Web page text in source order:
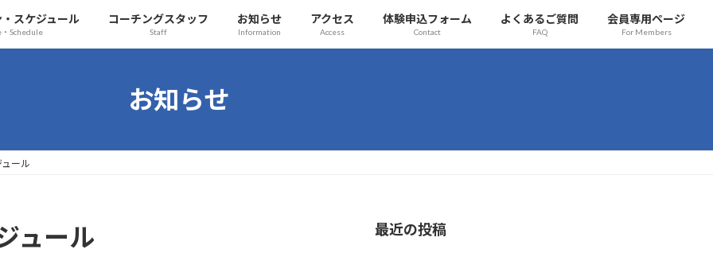
スケジュール
Schedule
コーチングスタッフ
Staff
お知らせ
Information
アクセス
Access
体験申込フォーム
Contact
よくあるご質問
FAQ
会員専用ページ
For Members
お知らせ
ール
ュール 最近の投稿